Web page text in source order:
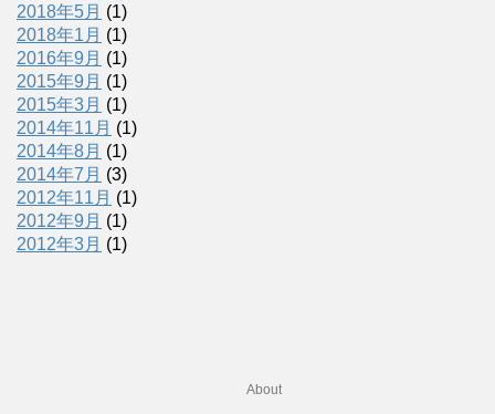
2018年5月 (1)
2018年1月 (1)
2016年9月 (1)
2015年9月 (1)
2015年3月 (1)
2014年11月 (1)
2014年8月 (1)
2014年7月 (3)
2012年11月 (1)
2012年9月 (1)
2012年3月 (1)
About